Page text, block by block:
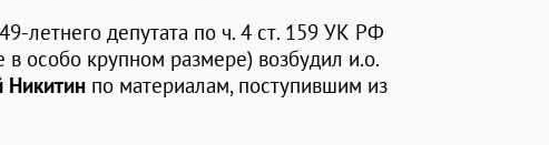
летнего депутата по ч. 4 ст. 159 УК РФ
особо крупном размере) возбудил и.о.
Никитин по материалам, поступившим из